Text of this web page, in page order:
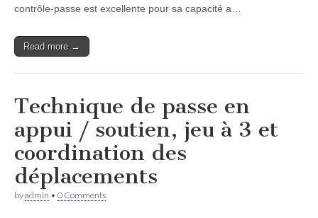
contrôle-passe est excellente pour sa capacité a…
Read more →
Technique de passe en
appui / soutien, jeu à 3 et
coordination des
déplacements
byadmin • 0 Comments